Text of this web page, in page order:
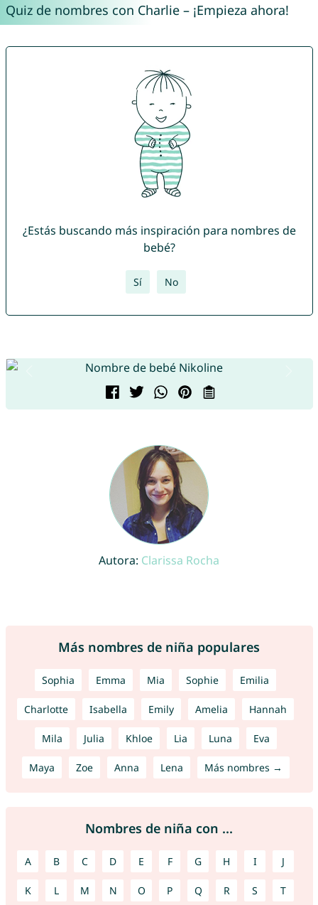
Quiz de nombres con Charlie – ¡Empieza ahora!
¿Estás buscando más inspiración para nombres de
bebé?
Sí No
Autora: Clarissa Rocha
Más nombres de niña populares
Sophia Emma Mia Sophie Emilia
Charlotte Isabella Emily Amelia Hannah
Mila Julia Khloe Lia Luna Eva
Maya Zoe Anna Lena Más nombres →
Nombres de niña con ...
A B C D E F G H I J
K L M N O P Q R S T